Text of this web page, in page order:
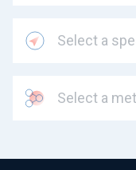
Select a
Select a